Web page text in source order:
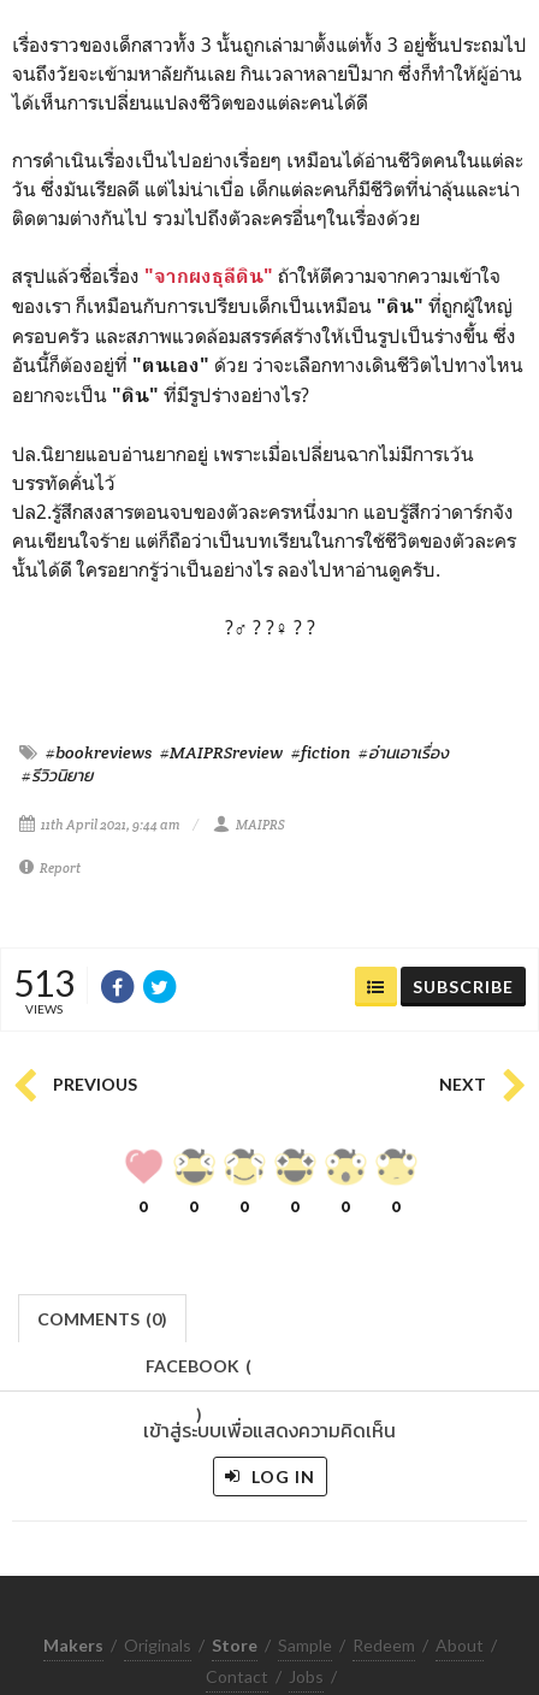
เรื่องราวของเด็กสาวทั้ง 3 นั้นถูกเล่ามาตั้งแต่ทั้ง 3 อยู่ชั้นประถมไป
จนถึงวัยจะเข้ามหาลัยกันเลย กินเวลาหลายปีมาก ซึ่งก็ทำให้ผู้อ่าน
ได้เห็นการเปลี่ยนแปลงชีวิตของแต่ละคนได้ดี
การดำเนินเรื่องเป็นไปอย่างเรื่อยๆ เหมือนได้อ่านชีวิตคนในแต่ละ
วัน ซึ่งมันเรียลดี แต่ไม่น่าเบื่อ เด็กแต่ละคนก็มีชีวิตที่น่าลุ้นและน่า
ติดตามต่างกันไป รวมไปถึงตัวละครอื่นๆในเรื่องด้วย
สรุปแล้วชื่อเรื่อง "จากผงธุลีดิน" ถ้าให้ตีความจากความเข้าใจ
ของเรา ก็เหมือนกับการเปรียบเด็กเป็นเหมือน "ดิน" ที่ถูกผู้ใหญ่
ครอบครัว และสภาพแวดล้อมสรรค์สร้างให้เป็นรูปเป็นร่างขึ้น ซึ่ง
อันนี้ก็ต้องอยู่ที่ "ตนเอง" ด้วย ว่าจะเลือกทางเดินชีวิตไปทางไหน
อยากจะเป็น "ดิน" ที่มีรูปร่างอย่างไร?
ปล.นิยายแอบอ่านยากอยู่ เพราะเมื่อเปลี่ยนฉากไม่มีการเว้น
บรรทัดคั่นไว้
ปล2.รู้สึกสงสารตอนจบของตัวละครหนึ่งมาก แอบรู้สึกว่าดาร์กจัง
คนเขียนใจร้าย แต่ก็ถือว่าเป็นบทเรียนในการใช้ชีวิตของตัวละคร
นั้นได้ดี ใครอยากรู้ว่าเป็นอย่างไร ลองไปหาอ่านดูครับ.
?‍♂️ ? ?‍♀️ ? ?
#bookreviews #MAIPRSreview #fiction #อ่านเอาเรื่อง
#รีวิวนิยาย
11th April 2021, 9:44 am MAIPRS
Report
513
VIEWS
SUBSCRIBE
PREVIOUS NEXT
0 0 0 0 0 0
COMMENTS (0)
FACEBOOK (
)
เข้าสู่ระบบเพื่อแสดงความคิดเห็น
LOG IN
Makers / Originals / Store / Sample / Redeem / About /
Contact / Jobs /